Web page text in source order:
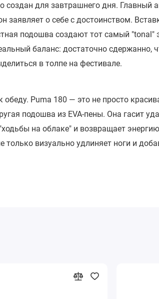
создан для завтрашнего дня. Главный
заявляет о себе с достоинством.
подошва создают тот самый "tonal"
баланс: достаточно сдержанно,
в толпе на фестивале.
обеду. Puma 180 — это не просто
подошва из EVA-пены. Она гасит
на облаке" и возвращает
визуально удлиняет ноги и